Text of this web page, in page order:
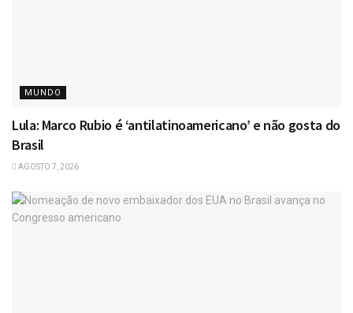
MUNDO
Lula: Marco Rubio é ‘antilatinoamericano’ e não gosta do
Brasil
AGOSTO 7, 2026